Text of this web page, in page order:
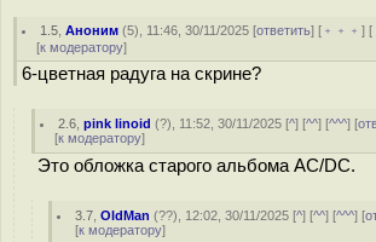
1.5 ,Аноним (5), 11:46, 30/11/2025 [ответить] [ ﹢﹢﹢] [
[к модератору]
6-цветная радуга на скрине?
2.6 ,pink linoid (?), 11:52, 30/11/2025 [^] [^^] [^^^] [
[к модератору]
Это обложка старого альбома AC/DC.
3.7 ,OldMan (??), 12:02, 30/11/2025 [^] [^^] [^^^] [
[к модератору]